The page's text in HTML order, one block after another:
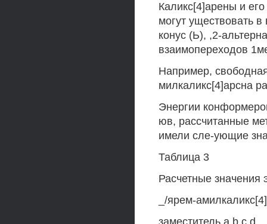
Каликс[4]арены и
могут уществовать
конус (Ь), ,2-
взаимопереходов
Например,
милкаликс[4]арсна
Энергии
юв, рассчитанные
имели сле-ующие
Таблица 3
Расчетные значения
_/ярем-
заместитель а b с d